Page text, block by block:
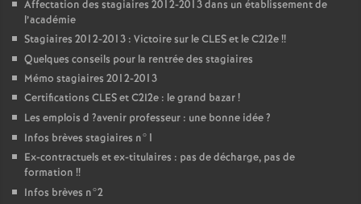
Affectation des stagiaires 2012-2013 dans un établissement de
l’académie
Stagiaires 2012-2013 : Victoire sur leCLESet le C2I2e!!
Quelques conseils pour la rentrée des stagiaires
Mémo stagiaires 2012-2013
Certifications CLESet C2I2e : le grand bazar!
Les emplois d ?avenir professeur : une bonne idée?
Infos brèves stagiaires n°1
Ex-contractuels et ex-titulaires : pas de décharge, pas de
formation !!
Infos brèves n°2